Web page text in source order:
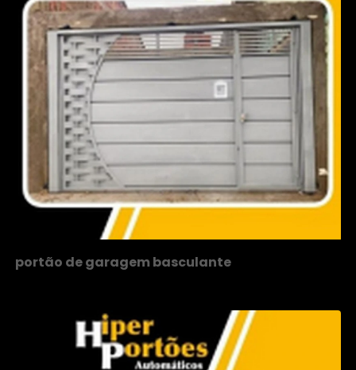
portão de garagem basculante